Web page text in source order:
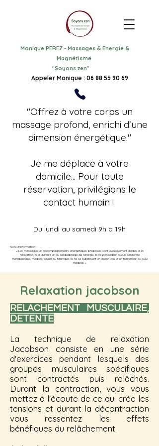
Monique PEREZ- Massages & Energie &
Magnétisme
"Soyons zen"
Appeler Monique : 06 88 55 90 69
"Offrez à votre corps un
massage profond, enrichi d'une
dimension énergétique."
Je me déplace à votre
domicile... Pour toute
réservation, privilégions le
contact humain !
Du lundi au samedi 9h à 19h
Note d'information :
« Les massages et accompagnements énergétiques proposés sont exclusivement dédiés à la
relaxation, à la détente et au rééquilibrage de l'énergie. Ils ne possèdent aucun caractère
thérapeutique, médical, sexuel ou tantrique. Ils ne se substituent en aucun cas à un traitement ou suivi
médical. »
Relaxation jacobson
RELACHEMENT MUSCULAIRE,
DETENTE
La technique de relaxation
Jacobson consiste en une série
d'exercices pendant lesquels des
groupes musculaires spécifiques
sont contractés puis relâchés.
Durant la contraction, vous vous
mettez à l'écoute de ce qui crée les
tensions et durant la décontraction
vous ressentez les effets
bénéfiques du relâchement.